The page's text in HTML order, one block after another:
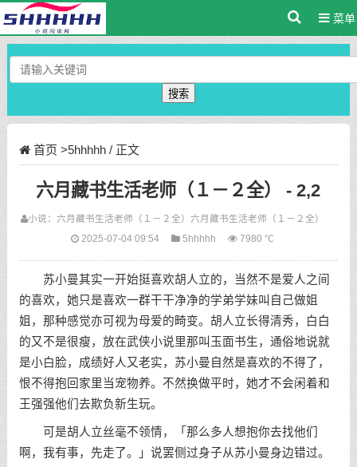
菜单
搜索
首页 >5hhhhh/ 正文
六月藏书生活老师（１－２全） - 2,2
小说： 六月藏书生活老师（１－２全） 六月藏书生活老师（１－２全）
2025-07-04 09:54
5hhhhh 7980 ℃
苏小曼其实一开始挺喜欢胡人立的，当然不是爱人之间
的喜欢，她只是喜欢一群干干净净的学弟学妹叫自己做姐
姐，那种感觉亦可视为母爱的畸变。胡人立长得清秀，白白
的又不是很瘦，放在武侠小说里那叫玉面书生，通俗地说就
是小白脸，成绩好人又老实，苏小曼自然是喜欢的不得了，
恨不得抱回家里当宠物养。不然换做平时，她才不会闲着和
王强强他们去欺负新生玩。
可是胡人立丝毫不领情，「那么多人想抱你去找他们
啊，我有事，先走了。」说罢侧过身子从苏小曼身边错过。